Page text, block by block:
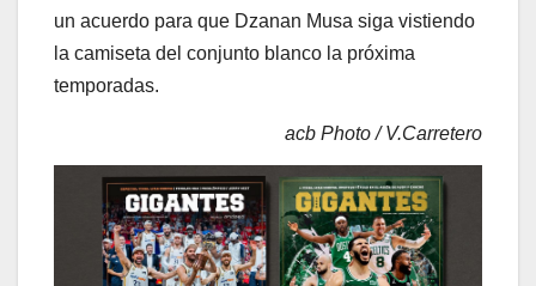
un acuerdo para que Dzanan Musa siga vistiendo
la camiseta del conjunto blanco la próxima
temporadas.
acb Photo / V.Carretero